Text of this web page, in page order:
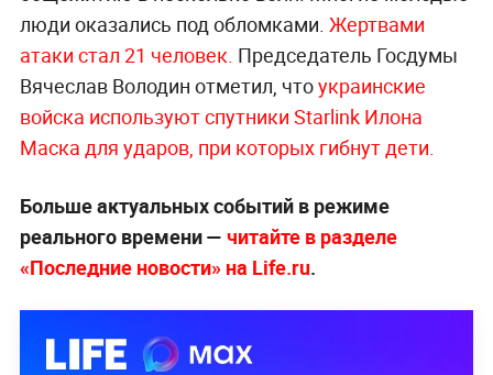
люди оказались под обломками. Жертвами
атаки стал 21 человек. Председатель Госдумы
Вячеслав Володин отметил, чтоукраинские
войска используют спутники Starlink Илона
Маска для ударов, при которых гибнут дети.
Больше актуальных событий в режиме
реального времени — читайте в разделе
«Последние новости» на Life.ru.